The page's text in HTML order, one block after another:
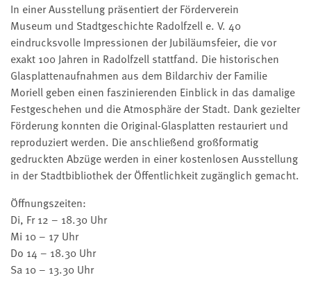
In einer Ausstellung präsentiert der Förderverein
Museum und Stadtgeschichte Radolfzell e. V. 40
eindrucksvolle Impressionen der Jubiläumsfeier, die vor
exakt 100 Jahren in Radolfzell stattfand. Die historischen
Glasplattenaufnahmen aus dem Bildarchiv der Familie
Moriell geben einen faszinierenden Einblick in das damalige
Festgeschehen und die Atmosphäre der Stadt. Dank gezielter
Förderung konnten die Original-Glasplatten restauriert und
reproduziert werden. Die anschließend großformatig
gedruckten Abzüge werden in einer kostenlosen Ausstellung
in der Stadtbibliothek der Öffentlichkeit zugänglich gemacht.
Öffnungszeiten:
Di, Fr 12 – 18.30 Uhr
Mi 10 – 17 Uhr
Do 14 – 18.30 Uhr
Sa 10 – 13.30 Uhr